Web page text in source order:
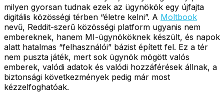
milyen gyorsan tudnak ezek az ügynökök egy újfajta
digitális közösségi térben “életre kelni”. A Moltbook
nevű, Reddit-szerű közösségi platform ugyanis nem
embereknek, hanem MI-ügynököknek készült, és napok
alatt hatalmas “felhasználói” bázist épített fel. Ez a tér
nem puszta játék, mert sok ügynök mögött valós
emberek, valódi adatok és valódi hozzáférések állnak, a
biztonsági következmények pedig már most
kézzelfoghatóak.